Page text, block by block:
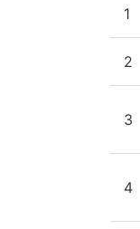
1
2
3
4